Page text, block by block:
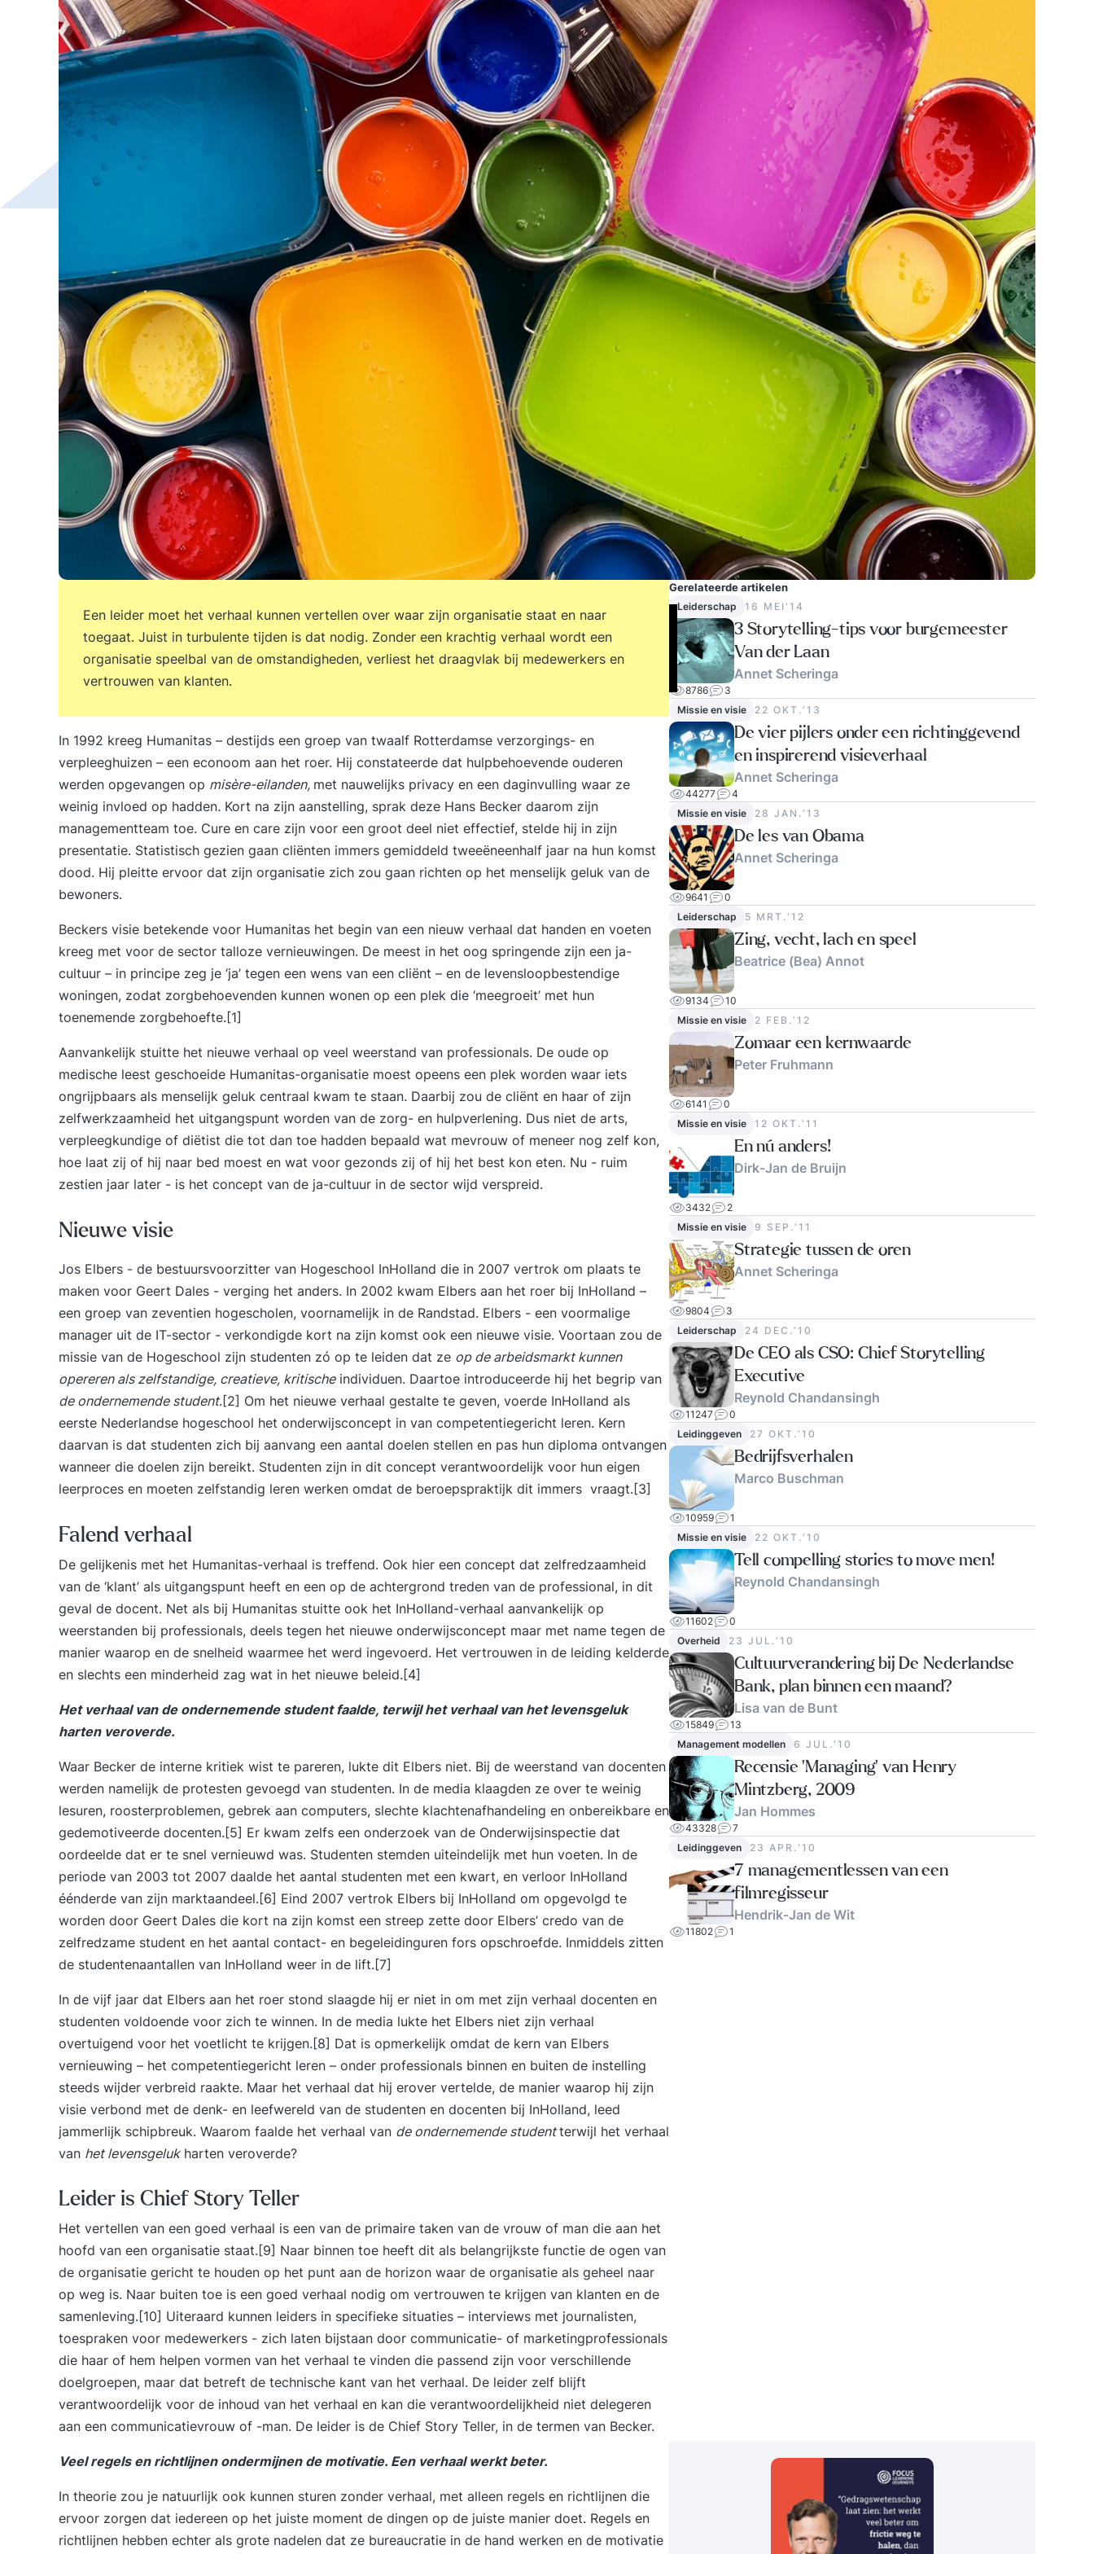
Een leider moet het verhaal kunnen vertellen over waar zijn organisatie staat en naar
toegaat. Juist in turbulente tijden is dat nodig. Zonder een krachtig verhaal wordt een
organisatie speelbal van de omstandigheden, verliest het draagvlak bij medewerkers en
vertrouwen van klanten.
In 1992 kreeg Humanitas – destijds een groep van twaalf Rotterdamse verzorgings- en
verpleeghuizen – een econoom aan het roer. Hij constateerde dat hulpbehoevende ouderen
werden opgevangen op misère-eilanden, met nauwelijks privacy en een daginvulling waar ze
weinig invloed op hadden. Kort na zijn aanstelling, sprak deze Hans Becker daarom zijn
managementteam toe. Cure en care zijn voor een groot deel niet effectief, stelde hij in zijn
presentatie. Statistisch gezien gaan cliënten immers gemiddeld tweeëneenhalf jaar na hun komst
dood. Hij pleitte ervoor dat zijn organisatie zich zou gaan richten op het menselijk geluk van de
bewoners.
Beckers visie betekende voor Humanitas het begin van een nieuw verhaal dat handen en voeten
kreeg met voor de sector talloze vernieuwingen. De meest in het oog springende zijn een ja-
cultuur – in principe zeg je ‘ja’ tegen een wens van een cliënt – en de levensloopbestendige
woningen, zodat zorgbehoevenden kunnen wonen op een plek die ‘meegroeit’ met hun
toenemende zorgbehoefte.[1]
Aanvankelijk stuitte het nieuwe verhaal op veel weerstand van professionals. De oude op
medische leest geschoeide Humanitas-organisatie moest opeens een plek worden waar iets
ongrijpbaars als menselijk geluk centraal kwam te staan. Daarbij zou de cliënt en haar of zijn
zelfwerkzaamheid het uitgangspunt worden van de zorg- en hulpverlening. Dus niet de arts,
verpleegkundige of diëtist die tot dan toe hadden bepaald wat mevrouw of meneer nog zelf kon,
hoe laat zij of hij naar bed moest en wat voor gezonds zij of hij het best kon eten. Nu - ruim
zestien jaar later - is het concept van de ja-cultuur in de sector wijd verspreid.
Nieuwe visie
Jos Elbers - de bestuursvoorzitter van Hogeschool InHolland die in 2007 vertrok om plaats te
maken voor Geert Dales - verging het anders. In 2002 kwam Elbers aan het roer bij InHolland –
een groep van zeventien hogescholen, voornamelijk in de Randstad. Elbers - een voormalige
manager uit de IT-sector - verkondigde kort na zijn komst ook een nieuwe visie. Voortaan zou de
missie van de Hogeschool zijn studenten zó op te leiden dat ze op de arbeidsmarkt kunnen
opereren als zelfstandige, creatieve, kritischeindividuen. Daartoe introduceerde hij het begrip van
de ondernemende student.[2] Om het nieuwe verhaal gestalte te geven, voerde InHolland als
eerste Nederlandse hogeschool het onderwijsconcept in van competentiegericht leren. Kern
daarvan is dat studenten zich bij aanvang een aantal doelen stellen en pas hun diploma ontvangen
wanneer die doelen zijn bereikt. Studenten zijn in dit concept verantwoordelijk voor hun eigen
leerproces en moeten zelfstandig leren werken omdat de beroepspraktijk dit immers vraagt.[3]
Falend verhaal
De gelijkenis met het Humanitas-verhaal is treffend. Ook hier een concept dat zelfredzaamheid
van de ‘klant’ als uitgangspunt heeft en een op de achtergrond treden van de professional, in dit
geval de docent. Net als bij Humanitas stuitte ook het InHolland-verhaal aanvankelijk op
weerstanden bij professionals, deels tegen het nieuwe onderwijsconcept maar met name tegen de
manier waarop en de snelheid waarmee het werd ingevoerd. Het vertrouwen in de leiding kelderde
en slechts een minderheid zag wat in het nieuwe beleid.[4]
Het verhaal van de ondernemende student faalde, terwijl het verhaal van het levensgeluk
harten veroverde.
Waar Becker de interne kritiek wist te pareren, lukte dit Elbers niet. Bij de weerstand van docenten
werden namelijk de protesten gevoegd van studenten. In de media klaagden ze over te weinig
lesuren, roosterproblemen, gebrek aan computers, slechte klachtenafhandeling en onbereikbare en
gedemotiveerde docenten.[5] Er kwam zelfs een onderzoek van de Onderwijsinspectie dat
oordeelde dat er te snel vernieuwd was. Studenten stemden uiteindelijk met hun voeten. In de
periode van 2003 tot 2007 daalde het aantal studenten met een kwart, en verloor InHolland
éénderde van zijn marktaandeel.[6] Eind 2007 vertrok Elbers bij InHolland om opgevolgd te
worden door Geert Dales die kort na zijn komst een streep zette door Elbers’ credo van de
zelfredzame student en het aantal contact- en begeleidinguren fors opschroefde. Inmiddels zitten
de studentenaantallen van InHolland weer in de lift.[7]
In de vijf jaar dat Elbers aan het roer stond slaagde hij er niet in om met zijn verhaal docenten en
studenten voldoende voor zich te winnen. In de media lukte het Elbers niet zijn verhaal
overtuigend voor het voetlicht te krijgen.[8] Dat is opmerkelijk omdat de kern van Elbers
vernieuwing – het competentiegericht leren – onder professionals binnen en buiten de instelling
steeds wijder verbreid raakte. Maar het verhaal dat hij erover vertelde, de manier waarop hij zijn
visie verbond met de denk- en leefwereld van de studenten en docenten bij InHolland, leed
jammerlijk schipbreuk. Waarom faalde het verhaal van de ondernemende studentterwijl het verhaal
van het levensgelukharten veroverde?
Leider is Chief Story Teller
Het vertellen van een goed verhaal is een van de primaire taken van de vrouw of man die aan het
hoofd van een organisatie staat.[9] Naar binnen toe heeft dit als belangrijkste functie de ogen van
de organisatie gericht te houden op het punt aan de horizon waar de organisatie als geheel naar
op weg is. Naar buiten toe is een goed verhaal nodig om vertrouwen te krijgen van klanten en de
samenleving.[10] Uiteraard kunnen leiders in specifieke situaties – interviews met journalisten,
toespraken voor medewerkers - zich laten bijstaan door communicatie- of marketingprofessionals
die haar of hem helpen vormen van het verhaal te vinden die passend zijn voor verschillende
doelgroepen, maar dat betreft de technische kant van het verhaal. De leider zelf blijft
verantwoordelijk voor de inhoud van het verhaal en kan die verantwoordelijkheid niet delegeren
aan een communicatievrouw of -man. De leider is de Chief Story Teller, in de termen van Becker.
Veel regels en richtlijnen ondermijnen de motivatie. Een verhaal werkt beter.
In theorie zou je natuurlijk ook kunnen sturen zonder verhaal, met alleen regels en richtlijnen die
ervoor zorgen dat iedereen op het juiste moment de dingen op de juiste manier doet. Regels en
richtlijnen hebben echter als grote nadelen dat ze bureaucratie in de hand werken en de motivatie
Gerelateerde artikelen
Leiderschap 16 MEI‘14
3 Storytelling-tips voor burgemeester
Van der Laan
Annet Scheringa
8786
3
Missie en visie
22 OKT.‘13
De vier pijlers onder een richtinggevend
en inspirerend visieverhaal
Annet Scheringa
44277
4
Missie en visie
28 JAN.‘13
De les van Obama
Annet Scheringa
9641
0
Leiderschap
5 MRT.‘12
Zing, vecht, lach en speel
Beatrice (Bea) Annot
9134
10
Missie en visie
2 FEB.‘12
Zomaar een kernwaarde
Peter Fruhmann
6141
0
Missie en visie
12 OKT.‘11
En nú anders!
Dirk-Jan de Bruijn
3432
2
Missie en visie
9 SEP.‘11
Strategie tussen de oren
Annet Scheringa
9804
3
Leiderschap
24 DEC.‘10
De CEO als CSO: Chief Storytelling
Executive
Reynold Chandansingh
11247
0
Leidinggeven
27 OKT.‘10
Bedrijfsverhalen
Marco Buschman
10959
1
Missie en visie
22 OKT.‘10
Tell compelling stories to move men!
Reynold Chandansingh
11602
0
Overheid
23 JUL.‘10
Cultuurverandering bij De Nederlandse
Bank, plan binnen een maand?
Lisa van de Bunt
15849
13
Management modellen
6 JUL.‘10
Recensie 'Managing' van Henry
Mintzberg, 2009
Jan Hommes
43328
7
Leidinggeven
23 APR.‘10
7 managementlessen van een
filmregisseur
Hendrik-Jan de Wit
11802 1